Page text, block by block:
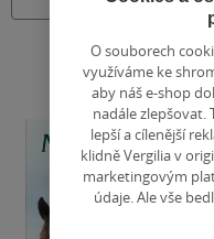
O souborech
využíváme ke
aby náš e-shop
nadále zlepšovat.
lepší a cílenější
klidně Vergilia v
marketingovým
údaje. Ale vše